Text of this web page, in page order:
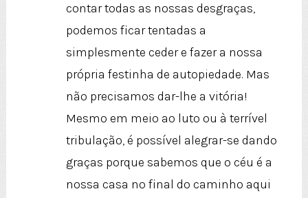
contar todas as nossas desgraças,
podemos ficar tentadas a
simplesmente ceder e fazer a nossa
própria festinha de autopiedade. Mas
não precisamos dar-lhe a vitória!
Mesmo em meio ao luto ou à terrível
tribulação, é possível alegrar-se dando
graças porque sabemos que o céu é a
nossa casa no final do caminho aqui